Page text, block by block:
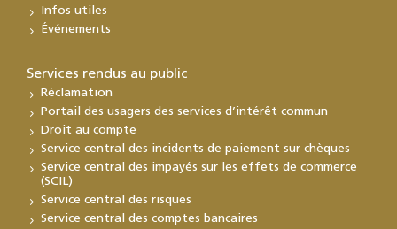
Infos utiles
Événements
Services rendus au public
Réclamation
Portail des usagers des services d’intérêt commun
Droit au compte
Service central des incidents de paiement sur chèques
Service central des impayés sur les effets de commerce
(SCIL)
Service central des risques
Service central des comptes bancaires